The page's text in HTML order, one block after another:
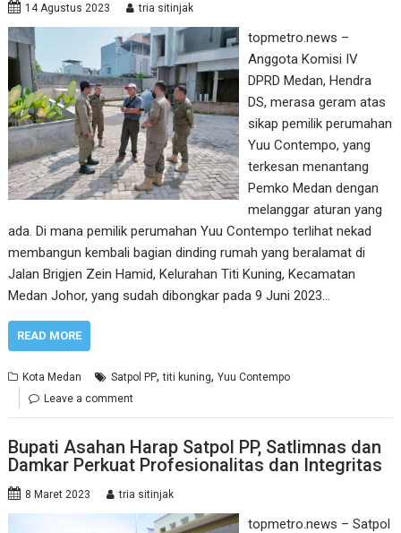
14 Agustus 2023 tria sitinjak
topmetro.news –
Anggota Komisi IV
DPRD Medan, Hendra
DS, merasa geram atas
sikap pemilik perumahan
Yuu Contempo, yang
terkesan menantang
Pemko Medan dengan
melanggar aturan yang
ada. Di mana pemilik perumahan Yuu Contempo terlihat nekad
membangun kembali bagian dinding rumah yang beralamat di
Jalan Brigjen Zein Hamid, Kelurahan Titi Kuning, Kecamatan
Medan Johor, yang sudah dibongkar pada 9 Juni 2023…
READ MORE
Kota Medan Satpol PP,titi kuning,Yuu Contempo
Leave a comment
Bupati Asahan Harap Satpol PP, Satlimnas dan
Damkar Perkuat Profesionalitas dan Integritas
8 Maret 2023 tria sitinjak
topmetro.news – Satpol